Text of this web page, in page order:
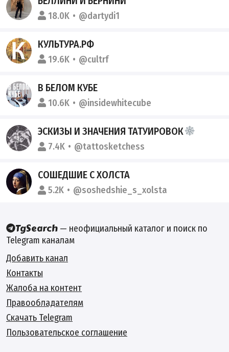
18.0K @dartydi1
КУЛЬТУРА.РФ
19.6K @cultrf
В БЕЛОМ КУБЕ
10.6K @insidewhitecube
ЭСКИЗЫ И ЗНАЧЕНИЯ ТАТУИРОВОК
7.4K @tattosketchess
СОШЕДШИЕ С ХОЛСТА
5.2K @soshedshie_s_xolsta
— неофициальный каталог и поиск по
Telegram каналам
Добавить канал
Контакты
Жалоба на контент
Правообладателям
Скачать Telegram
Пользовательское соглашение